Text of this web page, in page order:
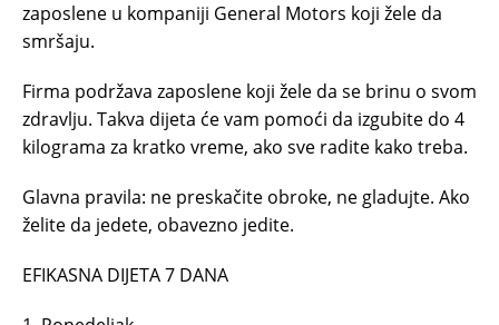
zaposlene u kompaniji General Motors koji žele da
smršaju.
Firma podržava zaposlene koji žele da se brinu o svom
zdravlju. Takva dijeta će vam pomoći da izgubite do 4
kilograma za kratko vreme, ako sve radite kako treba.
Glavna pravila: ne preskačite obroke, ne gladujte. Ako
želite da jedete, obavezno jedite.
EFIKASNA DIJETA 7 DANA